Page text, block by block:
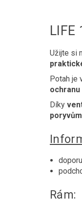
Užijte si
Potah je
ochranu
Díky
Rám: